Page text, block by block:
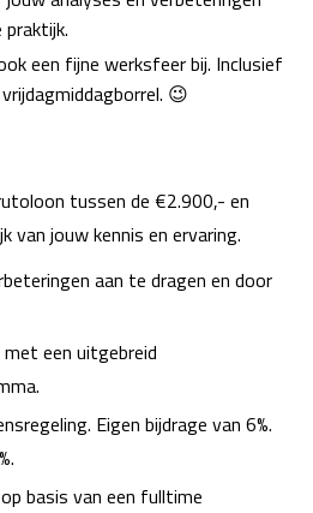
een fijne werksfeer bij. Inclusief
😉
tussen de €2.900,- en
van jouw kennis en ervaring.
aan te dragen en door
een uitgebreid
Eigen bijdrage van 6%.
basis van een fulltime